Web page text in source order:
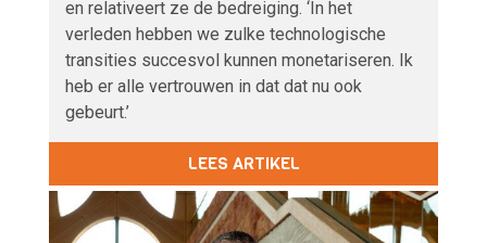
en relativeert ze de bedreiging. ‘In het
verleden hebben we zulke technologische
transities succesvol kunnen monetariseren. Ik
heb er alle vertrouwen in dat dat nu ook
gebeurt.’
LEES ARTIKEL